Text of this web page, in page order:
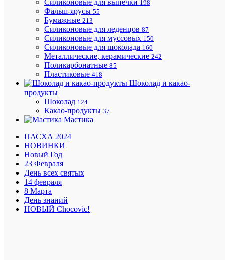
Силиконовые для выпечки 198
Фальш-ярусы 55
Бумажные 213
Силиконовые для леденцов 87
Силиконовые для муссовых 150
Силиконовые для шоколада 160
Металлические, керамические 242
Поликарбонатные 85
Пластиковые 418
Шоколад и какао-
продукты
Шоколад 124
Какао-продукты 37
Мастика
ПАСХА 2024
НОВИНКИ
Новый Год
23 Февраля
День всех святых
14 февраля
8 Марта
День знаний
НОВЫЙ Chocovic!